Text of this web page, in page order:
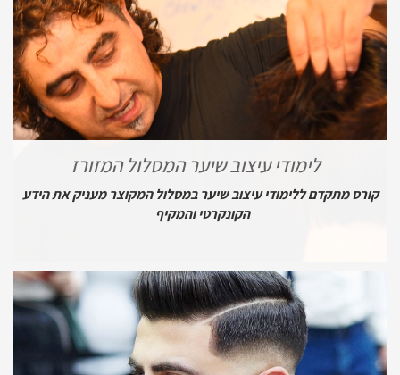
לימודי עיצוב שיער המסלול המזורז
קורס מתקדם ללימודי עיצוב שיער במסלול המקוצר מעניק את הידע
הקונקרטי והמקיף